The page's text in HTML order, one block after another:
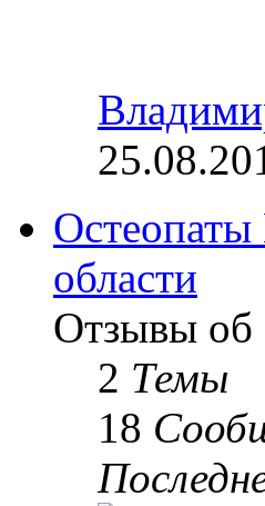
Остеопаты
области
Отзывы об
2 Темы
18